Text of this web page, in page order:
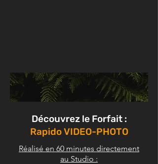
Découvrez le Forfait :
Rapido VIDEO-PHOTO
Réalisé en 60 minutes directement
au Studio :